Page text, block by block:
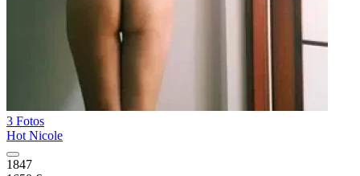
3 Fotos
Hot Nicole
1847